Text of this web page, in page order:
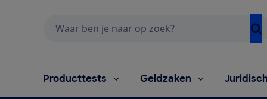
Producttests Geldzaken